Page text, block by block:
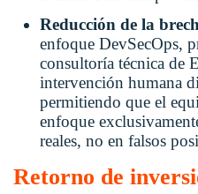
Reducción de la
enfoque DevSecOps,
consultoría técnica de
intervención humana
permitiendo que el
enfoque
reales, no en falsos
Retorno de